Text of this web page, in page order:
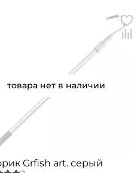
товара нет в наличии
Grfish art. серый